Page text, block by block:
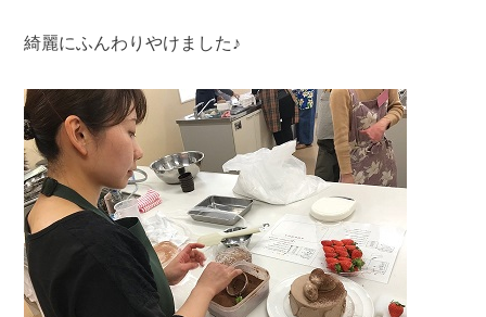
綺麗にふんわりやけました♪